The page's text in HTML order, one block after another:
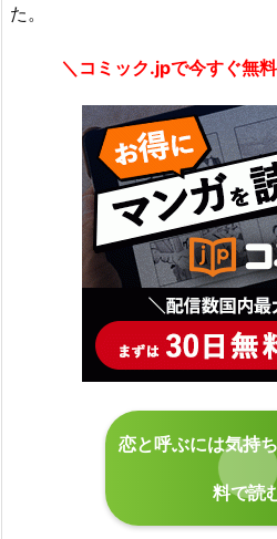
た。
＼コミック.jpで今すぐ無
恋と呼ぶには気持
料で読